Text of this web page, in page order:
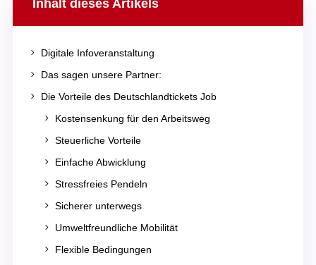
Inhalt dieses Artikels
5 Digitale Infoveranstaltung
5 Das sagen unsere Partner:
5 Die Vorteile des Deutschlandtickets Job
5 Kostensenkung für den Arbeitsweg
5 Steuerliche Vorteile
5 Einfache Abwicklung
5 Stressfreies Pendeln
5 Sicherer unterwegs
5 Umweltfreundliche Mobilität
5 Flexible Bedingungen